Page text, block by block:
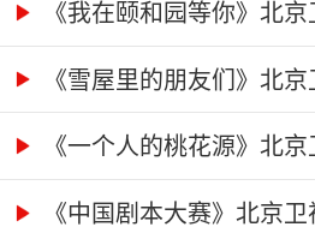
《我在颐和园等你》北
《雪屋里的朋友们》北
《一个人的桃花源》北
《中国剧本大赛》北京